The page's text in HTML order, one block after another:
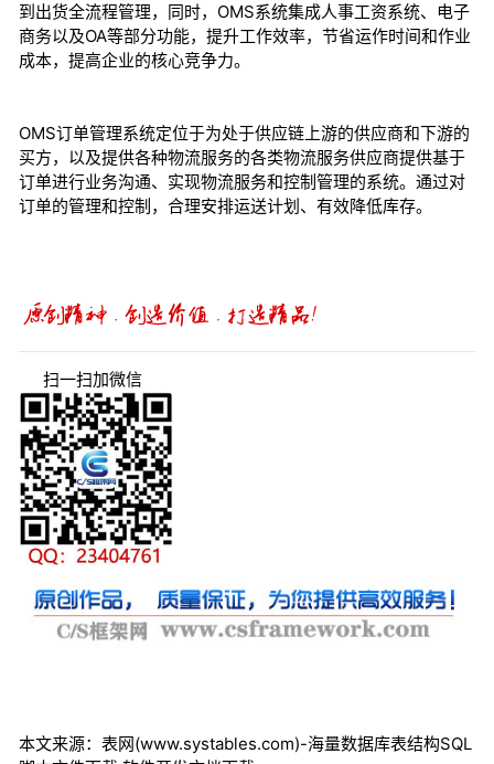
到出货全流程管理，同时，OMS系统集成人事工资系统、电子
商务以及OA等部分功能，提升工作效率，节省运作时间和作业
成本，提高企业的核心竞争力。
OMS订单管理系统定位于为处于供应链上游的供应商和下游的
买方，以及提供各种物流服务的各类物流服务供应商提供基于
订单进行业务沟通、实现物流服务和控制管理的系统。通过对
订单的管理和控制，合理安排运送计划、有效降低库存。
扫一扫加微信
本文来源：表网(www.systables.com)-海量数据库表结构SQL